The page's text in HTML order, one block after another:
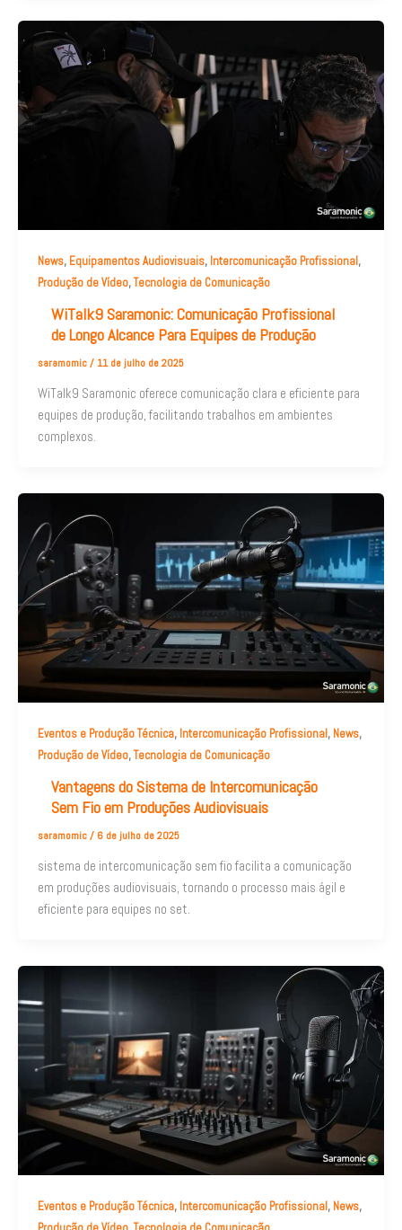
News, Equipamentos Audiovisuais, Intercomunicação Profissional,
Produção de Vídeo,Tecnologia de Comunicação
WiTalk9 Saramonic: Comunicação Profissional
de Longo Alcance Para Equipes de Produção
saramomic / 11 de julho de 2025
WiTalk9 Saramonic oferece comunicação clara e eficiente para
equipes de produção, facilitando trabalhos em ambientes
complexos.
Eventos e Produção Técnica, Intercomunicação Profissional, News,
Produção de Vídeo,Tecnologia de Comunicação
Vantagens do Sistema de Intercomunicação
Sem Fio em Produções Audiovisuais
saramomic / 6 de julho de 2025
sistema de intercomunicação sem fio facilita a comunicação
em produções audiovisuais, tornando o processo mais ágil e
eficiente para equipes no set.
Eventos e Produção Técnica, Intercomunicação Profissional, News,